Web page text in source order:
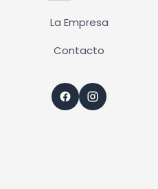
La Empresa
Contacto